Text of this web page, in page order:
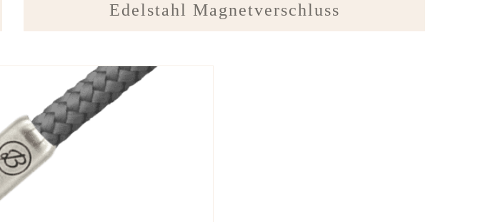
Edelstahl Magnetverschluss